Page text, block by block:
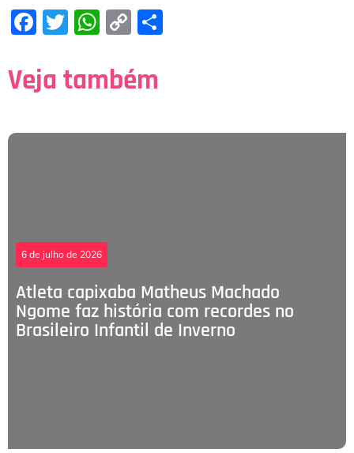
Facebook
Twitter
WhatsApp
Copy
Veja também
6 de julho de 2026
Atleta capixaba Matheus Machado
Ngome faz história com recordes no
Brasileiro Infantil de Inverno